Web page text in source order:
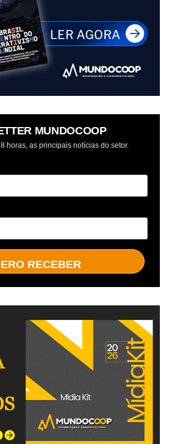
MUNDOCOOP
horas, as principais notícias do setor.
RECEBER